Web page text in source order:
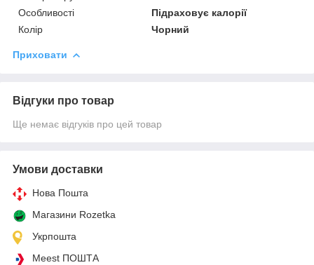
Особливості
Підраховує калорії
Колір
Чорний
Приховати
Відгуки про товар
Ще немає відгуків про цей товар
Умови доставки
Нова Пошта
Магазини Rozetka
Укрпошта
Meest ПОШТА